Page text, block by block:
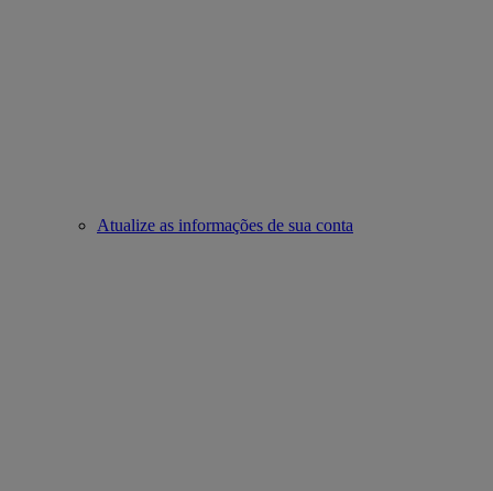
Atualize as informações de sua conta